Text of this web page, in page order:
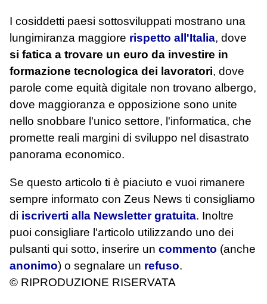
I cosiddetti paesi sottosviluppati mostrano una
lungimiranza maggiore rispetto all'Italia, dove
si fatica a trovare un euro da investire in
formazione tecnologica dei lavoratori, dove
parole come equità digitale non trovano albergo,
dove maggioranza e opposizione sono unite
nello snobbare l'unico settore, l'informatica, che
promette reali margini di sviluppo nel disastrato
panorama economico.
Se questo articolo ti è piaciuto e vuoi rimanere
sempre informato con Zeus News ti consigliamo
di iscriverti alla Newsletter gratuita. Inoltre
puoi consigliare l'articolo utilizzando uno dei
pulsanti qui sotto, inserire un commento (anche
anonimo) o segnalare un refuso.
© RIPRODUZIONE RISERVATA